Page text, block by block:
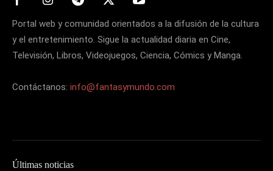
Portal web y comunidad orientados a la difusión de la cultura
y el entretenimiento. Sigue la actualidad diaria en Cine,
Televisión, Libros, Videojuegos, Ciencia, Cómics y Manga.
Contáctanos: info@fantasymundo.com
Últimas noticias